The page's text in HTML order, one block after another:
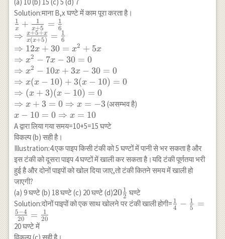
\frac{7-6}
{14}=\frac{1}
\frac{1}
{x}=\frac{1}
{14} \\
\Rightarrow
x=14
Solution:माना B,x घण्टे में काम पूरा करता है।
\frac{1}
{x}+\frac{1}
{x+5}=\frac{1}
{6} \\ \Rightarrow
\frac{x+5+x}
{x(x+5)}=\frac{1}
{6} \\ \Rightarrow
12 x+30=x^2+5 x
\\ \Rightarrow
x^2-7 x-30=0 \\
\Rightarrow x^2-10
x+3 x-30=0 \\
\Rightarrow x(x-
10)+3(x-10)=0 \\
\Rightarrow(x+3)
(x-10)=0 \\
\Rightarrow
x+3=0
\Rightarrow x=-3
x
1 + x+5
1 = 6
1
⇒ x(x+5)
x+5+x = 6
1
⇒ 12x + 30 = x2 + 5x
⇒ x2 − 7x − 30 = 0
⇒ x2 − 10x + 3x − 30 = 0
⇒ x(x − 10) + 3(x − 10) = 0
⇒ (x + 3)(x − 10) = 0
⇒ x + 3 = 0 ⇒ x = −3 (असम्भव है)
x-10=0
\Rightarrow
x=10
x − 10 = 0 ⇒ x = 10
A द्वारा लिया गया समय=10+5=15 घण्टे
विकल्प (b) सही है।
Illustration:4.एक पाइप किसी टंकी को 5 घण्टों में पानी से भर सकता है और
इस टंकी को दूसरा पाइप 4 घण्टों में खाली कर सकता है।यदि टंकी पूर्णतया भरी
हुई है और दोनों पाइपों को खोल दिया जाए,तो टंकी कितने समय में खाली हो
जाएगी?
(a) 9 घण्टे (b) 18 घण्टे (c) 20 घण्टे (d)20
\frac{1}
202
1 घण्टे
Solution:दोनों पाइपों को एक साथ खोलने पर टंकी खाली होगी=\frac{1}{4}-
4
1 − 5
1 =
20
5−4 = 20
1
20 घण्टे में